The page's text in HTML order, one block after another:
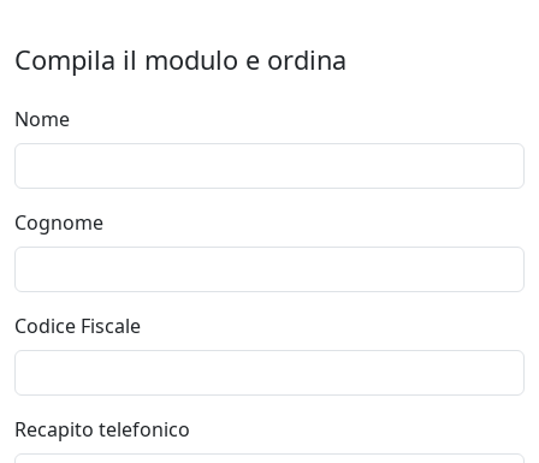
Compila il modulo e ordina
Nome
Cognome
Codice Fiscale
Recapito telefonico